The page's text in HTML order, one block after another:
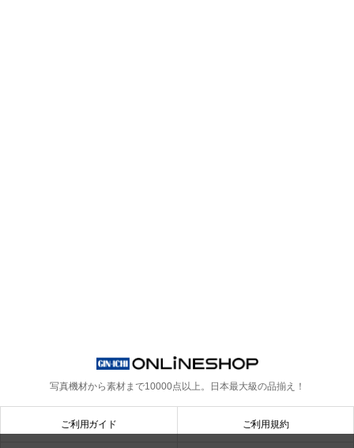
写真機材から素材まで10000点以上。 日本最大級の品揃え！
ご利用ガイド ご利用規約